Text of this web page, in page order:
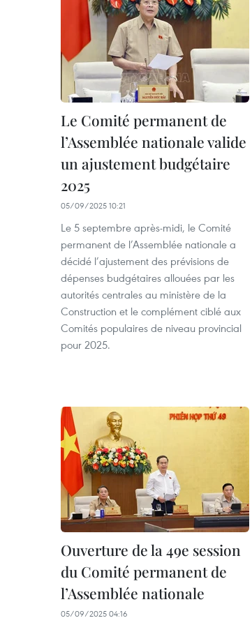
Le Comité permanent de
l’Assemblée nationale valide
un ajustement budgétaire
2025
05/09/2025 10:21
Le 5 septembre après-midi, le Comité
permanent de l’Assemblée nationale a
décidé l’ajustement des prévisions de
dépenses budgétaires allouées par les
autorités centrales au ministère de la
Construction et le complément ciblé aux
Comités populaires de niveau provincial
pour 2025.
Ouverture de la 49e session
du Comité permanent de
l’Assemblée nationale
05/09/2025 04:16